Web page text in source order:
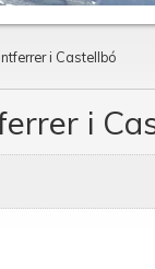
i Castellbó
i